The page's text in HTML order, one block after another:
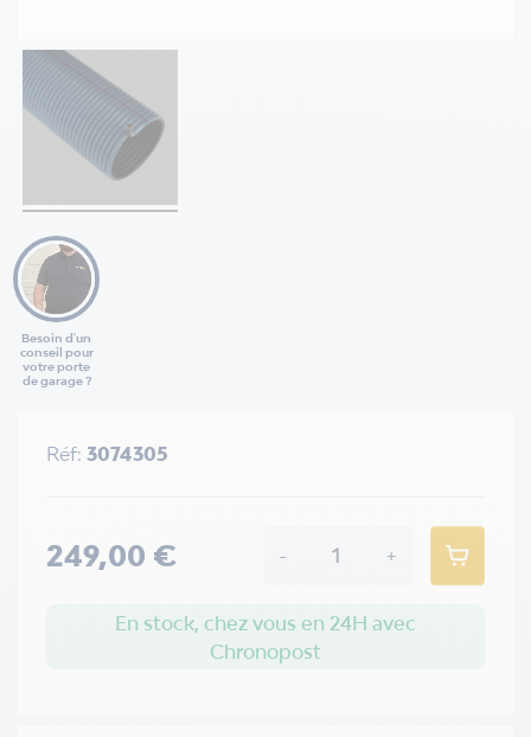
Besoin d'un
conseil pour
votre porte
de garage ?
Réf: 3074305
249,00 € - +
En stock, chez vous en 24H avec
Chronopost